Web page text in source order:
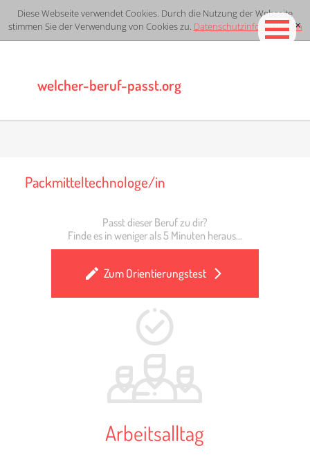
Diese Webseite verwendet Cookies. Durch die Nutzung der Webseite
stimmen Sie der Verwendung von Cookies zu. Datenschutzinformationen
[x]
welcher-beruf-passt.org
Packmitteltechnologe/in
Passt dieser Beruf zu dir?
Finde es in weniger als 5 Minuten heraus...
Zum Orientierungstest
Arbeitsalltag